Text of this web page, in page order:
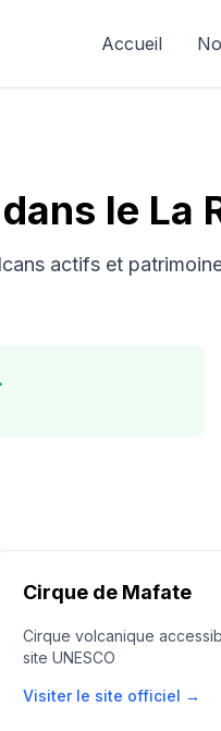
Accueil
le La
actifs et
Cirque de Mafate
Cirque volcanique
site UNESCO
Visiter le site officiel →